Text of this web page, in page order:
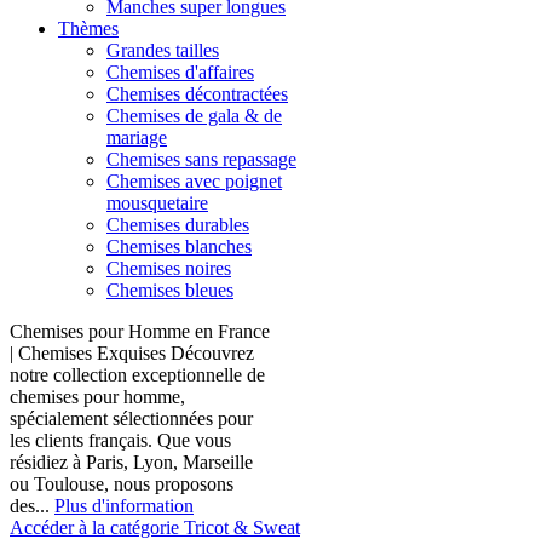
Manches super longues
Thèmes
Grandes tailles
Chemises d'affaires
Chemises décontractées
Chemises de gala & de
mariage
Chemises sans repassage
Chemises avec poignet
mousquetaire
Chemises durables
Chemises blanches
Chemises noires
Chemises bleues
Chemises pour Homme en France
| Chemises Exquises Découvrez
notre collection exceptionnelle de
chemises pour homme,
spécialement sélectionnées pour
les clients français. Que vous
résidiez à Paris, Lyon, Marseille
ou Toulouse, nous proposons
des... Plus d'information
Accéder à la catégorie Tricot & Sweat